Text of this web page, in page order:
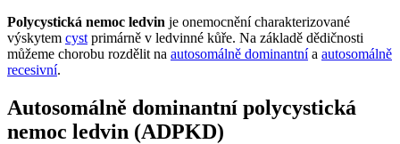
Polycystická nemoc ledvin je onemocnění charakterizované
výskytem cyst primárně v ledvinné kůře. Na základě dědičnosti
můžeme chorobu rozdělit na autosomálně dominantnía autosomálně
recesivní.
Autosomálně dominantní polycystická
nemoc ledvin (ADPKD)